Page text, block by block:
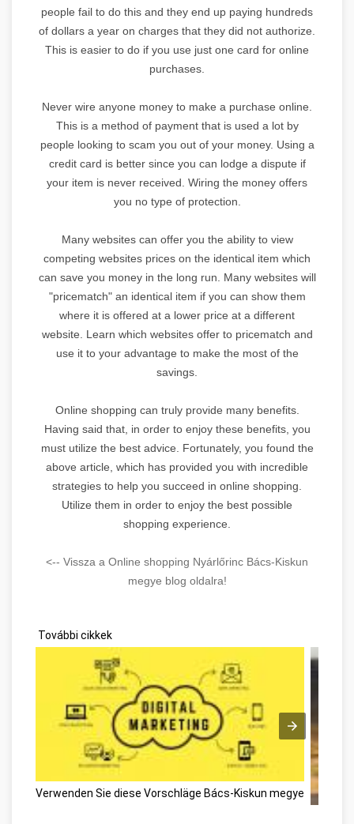
people fail to do this and they end up paying hundreds
of dollars a year on charges that they did not authorize.
This is easier to do if you use just one card for online
purchases.
Never wire anyone money to make a purchase online.
This is a method of payment that is used a lot by
people looking to scam you out of your money. Using a
credit card is better since you can lodge a dispute if
your item is never received. Wiring the money offers
you no type of protection.
Many websites can offer you the ability to view
competing websites prices on the identical item which
can save you money in the long run. Many websites will
"pricematch" an identical item if you can show them
where it is offered at a lower price at a different
website. Learn which websites offer to pricematch and
use it to your advantage to make the most of the
savings.
Online shopping can truly provide many benefits.
Having said that, in order to enjoy these benefits, you
must utilize the best advice. Fortunately, you found the
above article, which has provided you with incredible
strategies to help you succeed in online shopping.
Utilize them in order to enjoy the best possible
shopping experience.
<-- Vissza a Online shopping Nyárlőrinc Bács-Kiskun
megye blog oldalra!
További cikkek
Verwenden Sie diese Vorschläge Bács-Kiskun megye